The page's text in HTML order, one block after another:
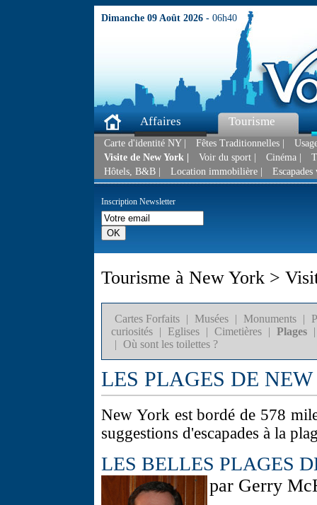
Dimanche 09 Août 2026 - 06h40
Affaires Tourisme
Carte d'identité NY | Fêtes Traditionnelles |
Visite de New York |
Voir du sport | Cinéma |
Hôtels, B&B |
Location immobilière |
Inscription Newsletter
Tourisme à New York >
Cartes Forfaits | Musées | Monuments |
curiosités
| Eglises | Cimetières | Plages
|
| Où sont les toilettes ?
LES PLAGES DE
New York est bordé de 578
suggestions d'escapades à la
LES BELLES PLAGES
par Gerry